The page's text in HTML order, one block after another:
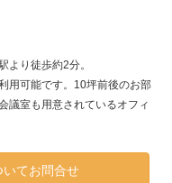
より徒歩約2分。
用可能です。10坪前後のお部
議室も用意されているオフィ
いてお問合せ